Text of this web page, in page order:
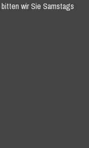
wir Sie Samstags